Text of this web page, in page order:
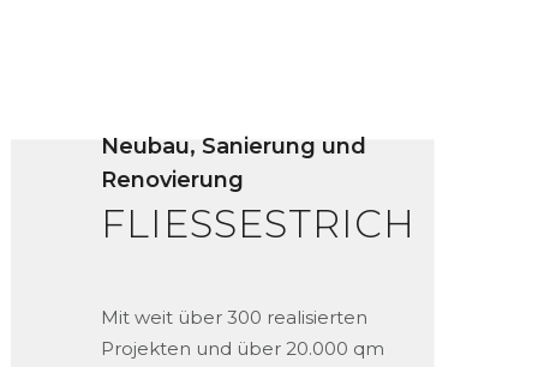
Neubau, Sanierung und
Renovierung
FLIESSESTRICH
Mit weit über 300 realisierten
Projekten und über 20.000 qm